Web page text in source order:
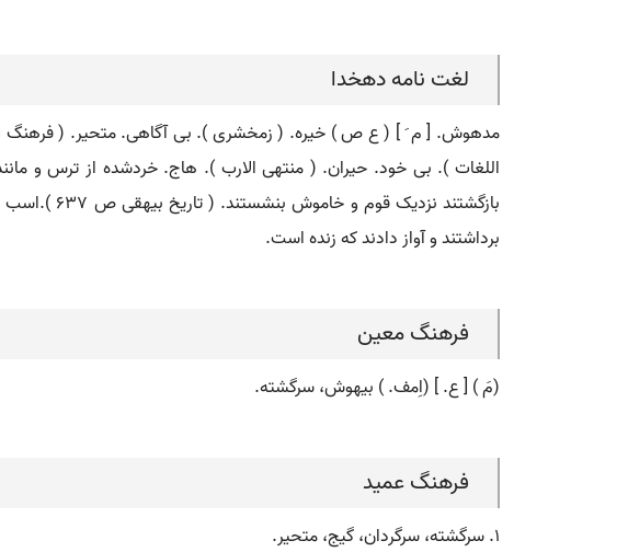
لغت نامه دهخدا
مدهوش. [ م َ ] ( ع ص ) خیره. ( زمخشری ). بی آگاهی. متحیر. ( فرهنگ
اللغات ). بی خود. حیران. ( منتهی الارب ). هاج. خردشده از ترس
برداشتند و آواز دادند که زنده است.
فرهنگ معین
(مَ ) [ ع. ] (اِمف. ) بیهوش، سرگشته.
فرهنگ عمید
۱. سرگشته، سرگردان، گیج، متحیر.